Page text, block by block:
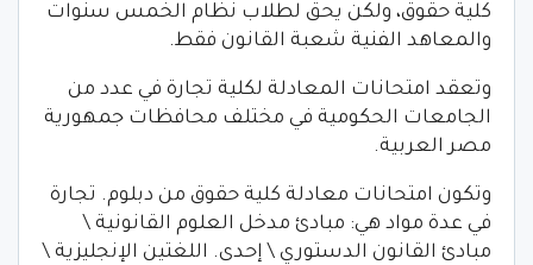
كلية حقوق، ولكن يحق لطلاب نظام الخمس سنوات
والمعاهد الفنية شعبة القانون فقط.
وتعقد امتحانات المعادلة لكلية تجارة في عدد من
الجامعات الحكومية في مختلف محافظات جمهورية
مصر العربية.
وتكون امتحانات معادلة كلية حقوق من دبلوم. تجارة
في عدة مواد هي: مبادئ مدخل العلوم القانونية \
مبادئ القانون الدستوري \ إحدى. اللغتين الإنجليزية \